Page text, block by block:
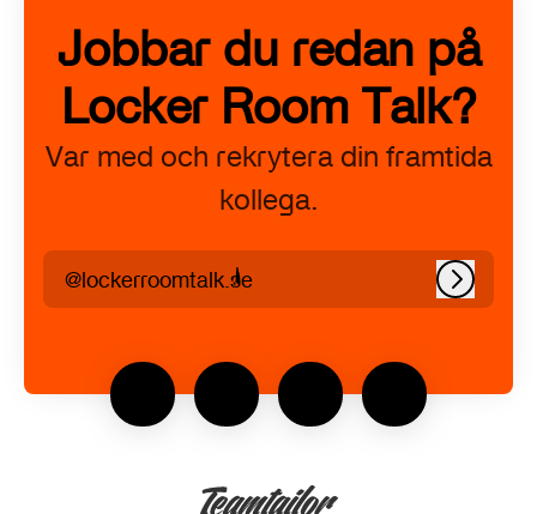
Jobbar du redan på
Locker Room Talk?
Var med och rekrytera din framtida
kollega.
@lockerroomtalk.se Logga in